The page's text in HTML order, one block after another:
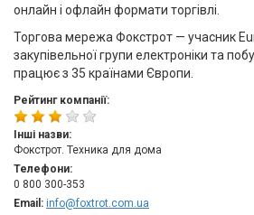
онлайн і офлайн формати торгівлі.
Торгова мережа Фокстрот — учасник
закупівельної групи електроніки та
працює з 35 країнами Європи.
Рейтинг компанії:
Інші назви:
Фокстрот. Техника для дома
Телефони:
0 800 300-353
Email: info@foxtrot.com.ua